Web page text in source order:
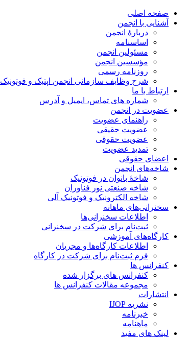
صفحه اصلی
آشنایی با انجمن
دربارۀ انجمن
اساسنامه
مسئولین انجمن
مؤسسین انجمن
روزنامه رسمی
شرح وظایف سازمانی انجمن اپتیک و فوتونیک
ارتباط با ما
شماره های تماس، ایمیل و آدرس
عضویت در انجمن
راهنمای عضویت
عضویت حقیقی
عضویت حقوقی
تمدید عضویت
اعضای حقوقی
شاخه‌های انجمن
شاخۀ بانوان در فوتونیک
شاخه صنعتی نور فناوران
شاخه‌ الکترونیک و فوتونیک آلی
سخنرانی‌های ماهانه
اطلاعات سخنرانی‌‌ها
ثبت‌نام برای شرکت در سخنرانی
کارگاه‌های آموزشی
اطلاعات کارگاه‌ها و مجریان
فرم ثبت‌نام برای شرکت در کارگاه
کنفرانس ها
کنفرانس های برگزار شده
مجموعه مقالات کنفرانس ها
انتشارات
نشریه IJOP
خبرنامه
ماهنامه
لینک های مفید